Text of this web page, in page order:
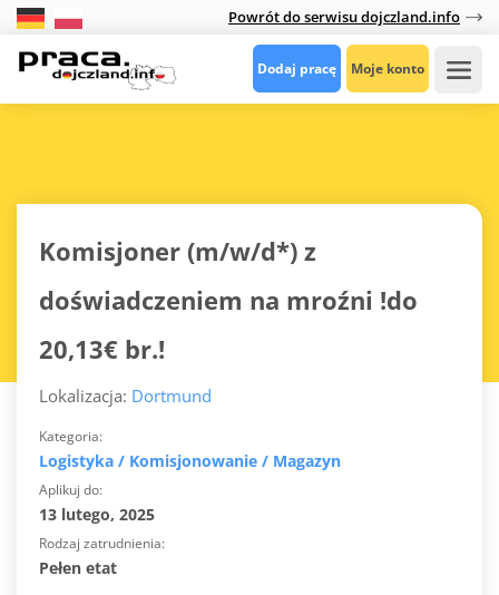
Powrót do serwisu dojczland.info
Dodaj pracę Moje konto
Komisjoner (m/w/d*) z
doświadczeniem na mroźni !do
20,13€ br.!
Lokalizacja: Dortmund
Kategoria
Logistyka / Komisjonowanie / Magazyn
Aplikuj do
13 lutego, 2025
Rodzaj zatrudnienia
Pełen etat